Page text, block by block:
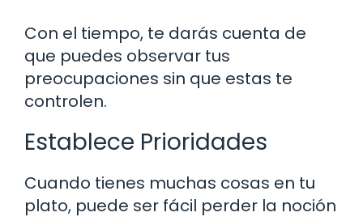
Con el tiempo, te darás cuenta de
que puedes observar tus
preocupaciones sin que estas te
controlen.
Establece Prioridades
Cuando tienes muchas cosas en tu
plato, puede ser fácil perder la noción